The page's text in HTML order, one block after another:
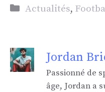
Catégories
Actualités,
Jordan
Passionné de
âge, Jordan a